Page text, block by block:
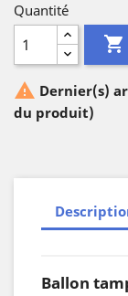
Quantité

 Dernier(s)
du produit)
Ballon